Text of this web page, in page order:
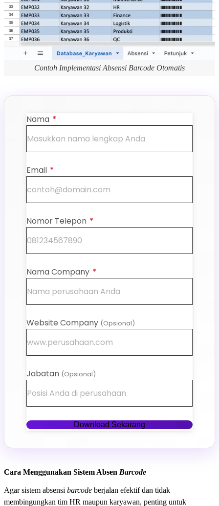
Contoh Implementasi Absensi Barcode Otomatis
Nama *
Email *
Nomor Telepon *
Nama Company *
Website Company (Opsional)
Jabatan (Opsional)
Download Sekarang
Cara Menggunakan Sistem Absen Barcode
Agar sistem absensi barcode berjalan efektif dan tidak
membingungkan tim HR maupun karyawan, penting untuk